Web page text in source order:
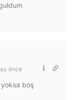
önce
boş